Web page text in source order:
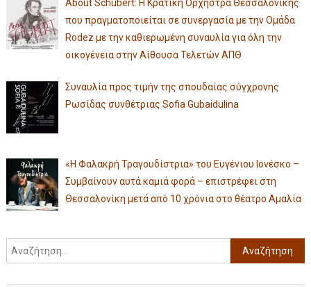
About Schubert: Η Κρατική Ορχήστρα Θεσσαλονίκης
που πραγματοποιείται σε συνεργασία με την Ομάδα
Rodez με την καθιερωμένη συναυλία για όλη την
οικογένεια στην Αίθουσα Τελετών ΑΠΘ
Συναυλία προς τιμήν της σπουδαίας σύγχρονης
Ρωσίδας συνθέτριας Sofia Gubaidulina
«Η Φαλακρή Τραγουδίστρια» του Ευγένιου Ιονέσκο –
Συμβαίνουν αυτά καμιά φορά – επιστρέφει στη
Θεσσαλονίκη μετά από 10 χρόνια στο θέατρο Αμαλία